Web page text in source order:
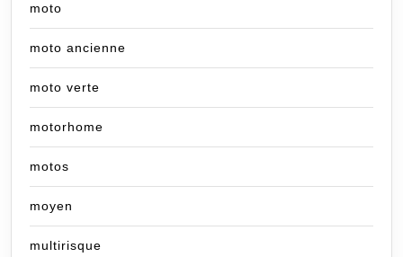
moto
moto ancienne
moto verte
motorhome
motos
moyen
multirisque